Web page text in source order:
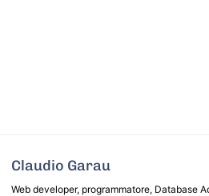
Claudio Garau
Web developer, programmatore, Database